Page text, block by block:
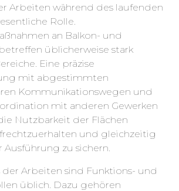
Arbeiten während des laufenden
Rolle.
an Balkon- und
üblicherweise stark
Eine präzise
mit abgestimmten
Kommunikationswegen und
mit anderen Gewerken
Nutzbarkeit der Flächen
und gleichzeitig
zu sichern.
der Arbeiten sind Funktions- und
üblich. Dazu gehören